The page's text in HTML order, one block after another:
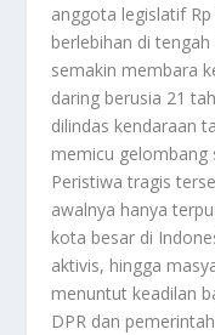
anggota legislatif
berlebihan di
semakin membara
daring berusia 21
dilindas kendaraan
memicu gelombang
Peristiwa tragis
awalnya hanya
kota besar di
aktivis, hingga
menuntut keadilan
DPR dan